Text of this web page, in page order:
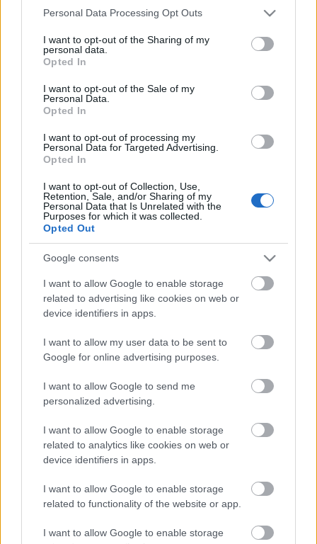
Please note that this website/app uses one or more Google
not limited to your visit or usage behaviour. You may click to
grant or deny consent to Google and its third-party tags to
use your data for below specified purposes in below Google
consent section.
Personal Data Processing Opt Outs
I want to opt-out of the Sharing of my
personal data.
Opted In
I want to opt-out of the Sale of my
Personal Data.
Opted In
I want to opt-out of processing my
Personal Data for Targeted Advertising.
Opted In
I want to opt-out of Collection, Use,
Retention, Sale, and/or Sharing of my
Personal Data that Is Unrelated with the
Purposes for which it was collected.
Opted Out
Google consents
I want to allow Google to enable storage
related to advertising like cookies on web or
device identifiers in apps.
I want to allow my user data to be sent to
Google for online advertising purposes.
I want to allow Google to send me
personalized advertising.
I want to allow Google to enable storage
related to analytics like cookies on web or
device identifiers in apps.
I want to allow Google to enable storage
related to functionality of the website or app.
I want to allow Google to enable storage
Másodszor is felhívták az ECHL-ben játszó magyar
csatárt az NHL farmligájába. Kóger Dániel december
26-án a Providence Bruinsban lép jégre, ez a Boston
Bruins farmcsapata. Kóger néhány hete a St. John’s
IceCapsben játszott három AHL-mérkőzést, új
csapata kevésbé jó…
Ilyen tempóval még nem
találkoztam
F. Kapus•2011. december 12.
"Hétfőn reggel megyek vissza Cincinnatibe – mondta
blogunknak Kóger Dániel, aki az előző hetet az AHL-
mondta a végén, hogy elégedett volt velem, egyre
jobban játszottam, kezdtem felvenni a ritmust, ami
szerinte sem…